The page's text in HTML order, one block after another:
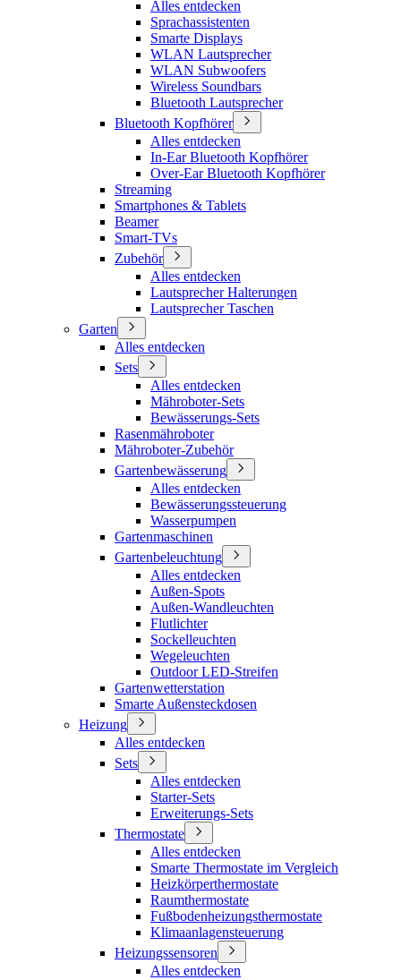
Alles entdecken
Sprachassistenten
Smarte Displays
WLAN Lautsprecher
WLAN Subwoofers
Wireless Soundbars
Bluetooth Lautsprecher
Bluetooth Kopfhörer
Alles entdecken
In-Ear Bluetooth Kopfhörer
Over-Ear Bluetooth Kopfhörer
Streaming
Smartphones & Tablets
Beamer
Smart-TVs
Zubehör
Alles entdecken
Lautsprecher Halterungen
Lautsprecher Taschen
Garten
Alles entdecken
Sets
Alles entdecken
Mähroboter-Sets
Bewässerungs-Sets
Rasenmähroboter
Mähroboter-Zubehör
Gartenbewässerung
Alles entdecken
Bewässerungssteuerung
Wasserpumpen
Gartenmaschinen
Gartenbeleuchtung
Alles entdecken
Außen-Spots
Außen-Wandleuchten
Flutlichter
Sockelleuchten
Wegeleuchten
Outdoor LED-Streifen
Gartenwetterstation
Smarte Außensteckdosen
Heizung
Alles entdecken
Sets
Alles entdecken
Starter-Sets
Erweiterungs-Sets
Thermostate
Alles entdecken
Smarte Thermostate im Vergleich
Heizkörperthermostate
Raumthermostate
Fußbodenheizungsthermostate
Klimaanlagensteuerung
Heizungssensoren
Alles entdecken